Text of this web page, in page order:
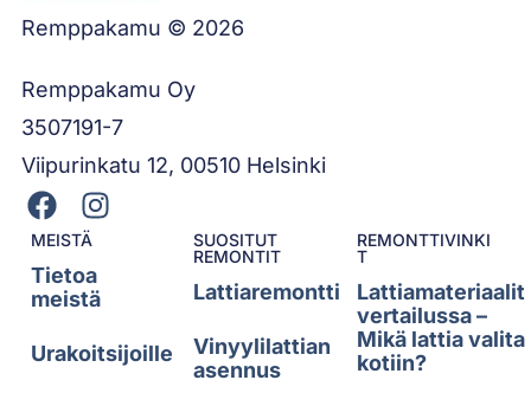
Remppakamu © 2026
Remppakamu Oy
3507191-7
Viipurinkatu 12, 00510 Helsinki
MEISTÄ
Tietoa
meistä
Urakoitsijoille
SUOSITUT
REMONTIT
Lattiaremontti
Vinyylilattian
asennus
REMONTTIVINKI
T
Lattiamateriaalit
vertailussa –
Mikä lattia valita
kotiin?